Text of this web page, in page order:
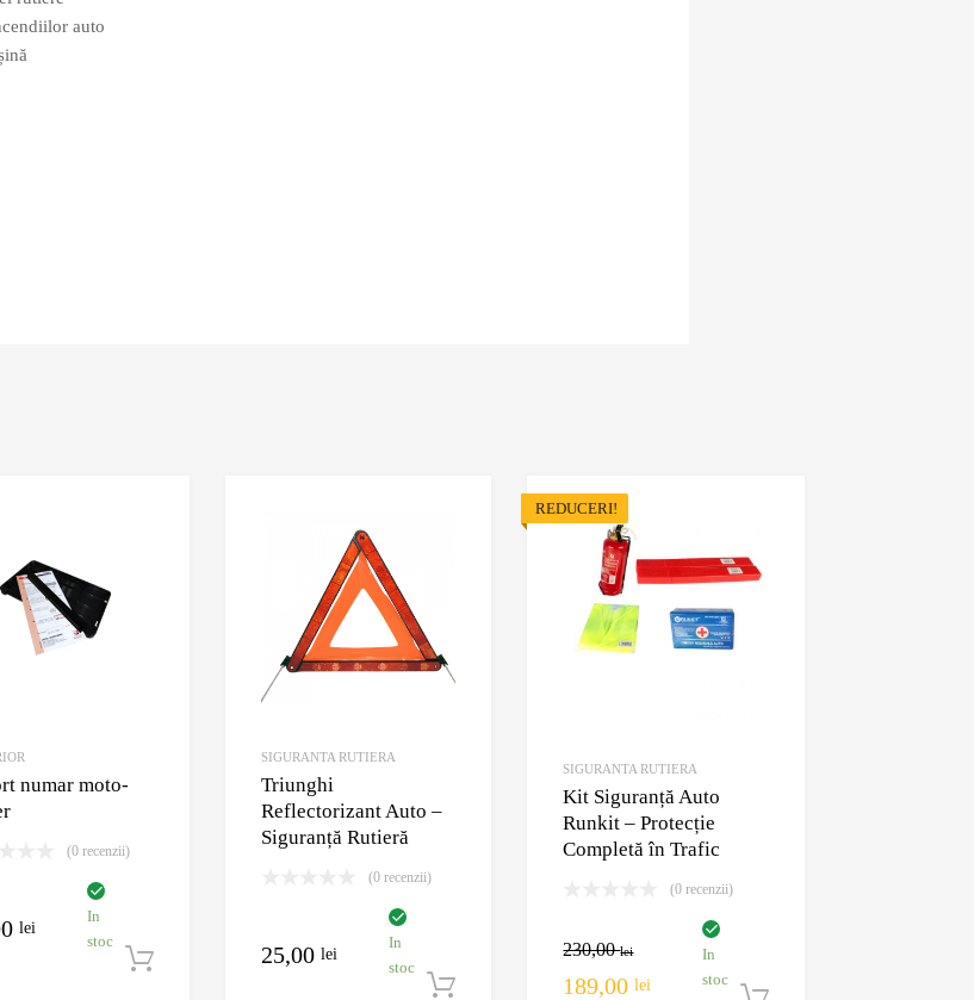
auto
numar moto-
(0 recenzii)
lei
In
stoc
Adaugă în coș
Adauga pentru comparare
SIGURANTA RUTIERA
Triunghi
Reflectorizant Auto –
Siguranță Rutieră
(0 recenzii)
25,00lei
In
stoc
Adaugă în coș
REDUCERI!
SIGURANTA RUTIERA
Kit Siguranță Auto
Runkit – Protecție
Completă în Trafic
(0 recenzii)
230,00lei
189,00lei
In
stoc